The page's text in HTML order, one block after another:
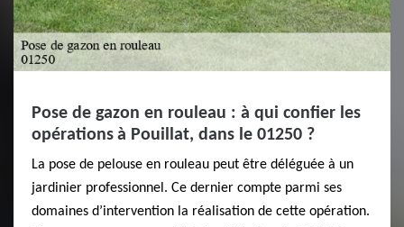
Pose de gazon en rouleau : à qui confier les
opérations à Pouillat, dans le 01250 ?
La pose de pelouse en rouleau peut être déléguée à un
jardinier professionnel. Ce dernier compte parmi ses
domaines d’intervention la réalisation de cette opération.